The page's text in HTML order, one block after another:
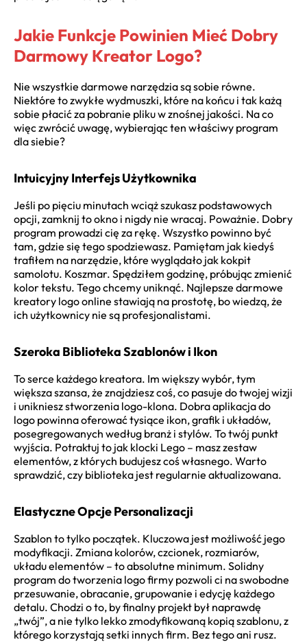
Jakie Funkcje Powinien Mieć Dobry
Darmowy Kreator Logo?
Nie wszystkie darmowe narzędzia są sobie równe.
Niektóre to zwykłe wydmuszki, które na końcu i tak każą
sobie płacić za pobranie pliku w znośnej jakości. Na co
więc zwrócić uwagę, wybierając ten właściwy program
dla siebie?
Intuicyjny Interfejs Użytkownika
Jeśli po pięciu minutach wciąż szukasz podstawowych
opcji, zamknij to okno i nigdy nie wracaj. Poważnie. Dobry
program prowadzi cię za rękę. Wszystko powinno być
tam, gdzie się tego spodziewasz. Pamiętam jak kiedyś
trafiłem na narzędzie, które wyglądało jak kokpit
samolotu. Koszmar. Spędziłem godzinę, próbując zmienić
kolor tekstu. Tego chcemy uniknąć. Najlepsze darmowe
kreatory logo online stawiają na prostotę, bo wiedzą, że
ich użytkownicy nie są profesjonalistami.
Szeroka Biblioteka Szablonów i Ikon
To serce każdego kreatora. Im większy wybór, tym
większa szansa, że znajdziesz coś, co pasuje do twojej wizji
i unikniesz stworzenia logo-klona. Dobra aplikacja do
logo powinna oferować tysiące ikon, grafik i układów,
posegregowanych według branż i stylów. To twój punkt
wyjścia. Potraktuj to jak klocki Lego – masz zestaw
elementów, z których budujesz coś własnego. Warto
sprawdzić, czy biblioteka jest regularnie aktualizowana.
Elastyczne Opcje Personalizacji
Szablon to tylko początek. Kluczowa jest możliwość jego
modyfikacji. Zmiana kolorów, czcionek, rozmiarów,
układu elementów – to absolutne minimum. Solidny
program do tworzenia logo firmy pozwoli ci na swobodne
przesuwanie, obracanie, grupowanie i edycję każdego
detalu. Chodzi o to, by finalny projekt był naprawdę
„twój”, a nie tylko lekko zmodyfikowaną kopią szablonu, z
którego korzystają setki innych firm. Bez tego ani rusz.